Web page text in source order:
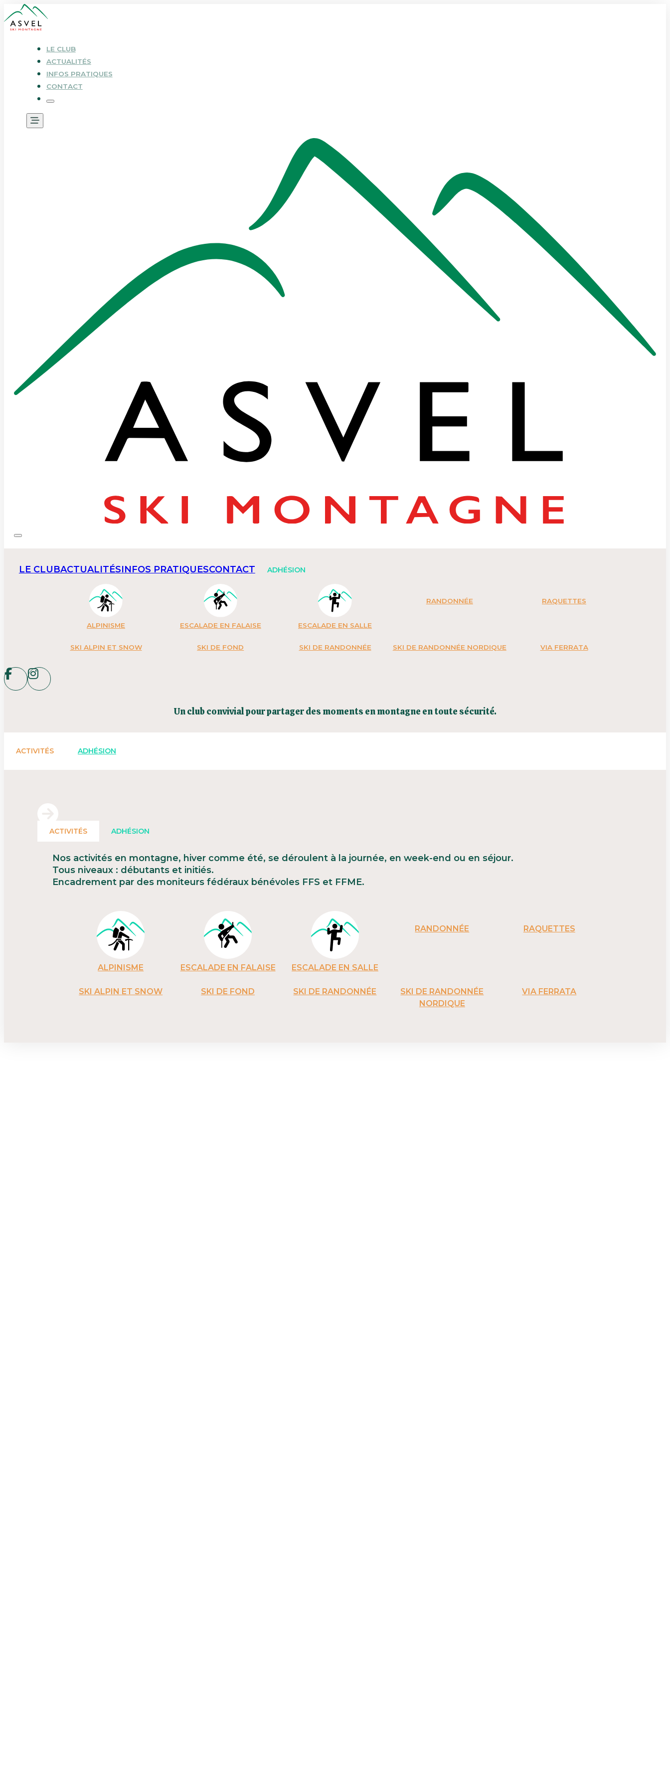
LE CLUB
ACTUALITÉS
INFOS PRATIQUES
CONTACT
LE CLUBACTUALITÉSINFOS PRATIQUESCONTACT ADHÉSION
ALPINISME ESCALADE EN FALAISE ESCALADE EN SALLE
RANDONNÉE RAQUETTES
SKI ALPIN ET SNOW SKI DE FOND SKI DE RANDONNÉE SKI DE RANDONNÉE NORDIQUE VIA FERRATA
Un club convivial pour partager des moments en montagne en toute sécurité.
ACTIVITÉS ADHÉSION
ACTIVITÉS ADHÉSION
Nos activités en montagne, hiver comme été, se déroulent à la journée, en week-end ou en séjour.
Tous niveaux : débutants et initiés.
Encadrement par des moniteurs fédéraux bénévoles FFS et FFME.
ALPINISME ESCALADE EN FALAISE ESCALADE EN SALLE
RANDONNÉE RAQUETTES
SKI ALPIN ET SNOW SKI DE FOND SKI DE RANDONNÉE
SKI DE RANDONNÉE
NORDIQUE
VIA FERRATA